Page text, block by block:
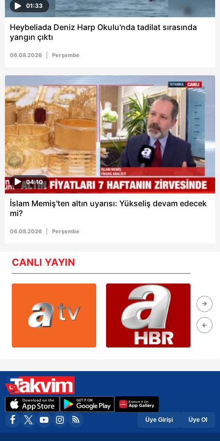
almak için lütfen tıklayınız.
01:33
Heybeliada Deniz Harp Okulu'nda tadilat sırasında
yangın çıktı
06.08.2026 Perşembe
04:10
İslam Memiş'ten altın uyarısı: Yükseliş devam edecek
mi?
06.08.2026 Perşembe
CANLI YAYIN
Üye Girişi Üye Ol